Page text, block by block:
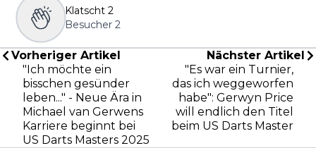
Klatscht 2
Besucher 2
Vorheriger Artikel
"Ich möchte ein
bisschen gesünder
leben..." - Neue Ära in
Michael van Gerwens
Karriere beginnt bei
US Darts Masters 2025
Nächster Artikel
"Es war ein Turnier,
das ich weggeworfen
habe": Gerwyn Price
will endlich den Titel
beim US Darts Master